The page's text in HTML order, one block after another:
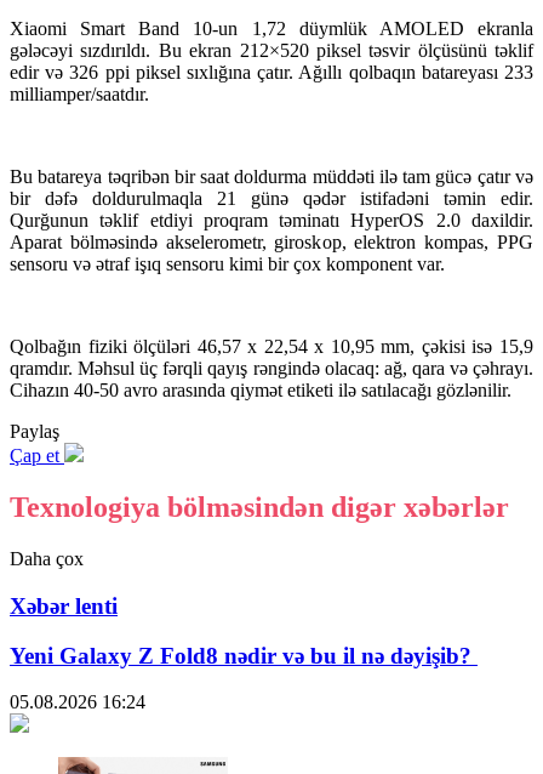
Xiaomi Smart Band 10-un 1,72 düymlük AMOLED ekranla
gələcəyi sızdırıldı. Bu ekran 212×520 piksel təsvir ölçüsünü təklif
edir və 326 ppi piksel sıxlığına çatır. Ağıllı qolbaqın batareyası 233
milliamper/saatdır.
Bu batareya təqribən bir saat doldurma müddəti ilə tam gücə çatır və
bir dəfə doldurulmaqla 21 günə qədər istifadəni təmin edir.
Qurğunun təklif etdiyi proqram təminatı HyperOS 2.0 daxildir.
Aparat bölməsində akselerometr, giroskop, elektron kompas, PPG
sensoru və ətraf işıq sensoru kimi bir çox komponent var.
Qolbağın fiziki ölçüləri 46,57 x 22,54 x 10,95 mm, çəkisi isə 15,9
qramdır. Məhsul üç fərqli qayış rəngində olacaq: ağ, qara və çəhrayı.
Cihazın 40-50 avro arasında qiymət etiketi ilə satılacağı gözlənilir.
Paylaş
Çap et
Texnologiya bölməsindən digər xəbərlər
Daha çox
Xəbər lenti
Yeni Galaxy Z Fold8 nədir və bu il nə dəyişib?
05.08.2026 16:24